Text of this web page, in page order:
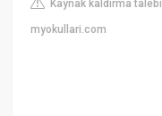
Kaynak kaldırma talebi
myokullari.com